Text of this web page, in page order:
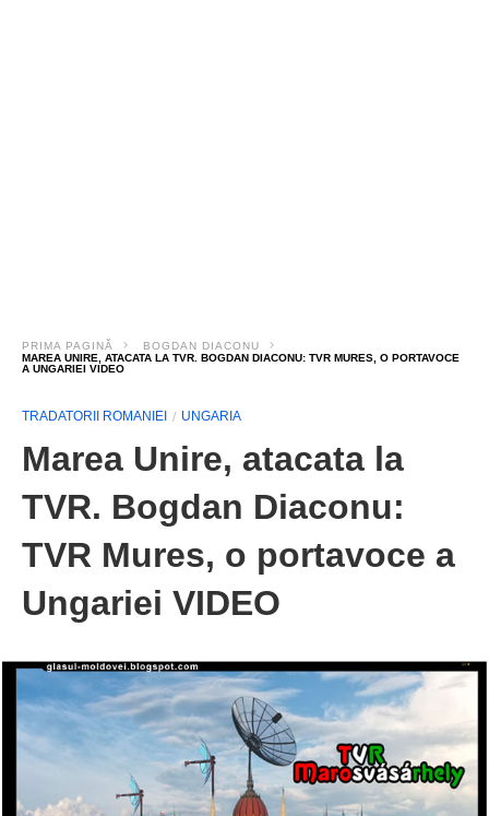
PRIMA PAGINĂ
BOGDAN DIACONU
MAREA UNIRE, ATACATA LA TVR. BOGDAN DIACONU: TVR MURES, O PORTAVOCE
A UNGARIEI VIDEO
TRADATORII ROMANIEI UNGARIA
Marea Unire, atacata la
TVR. Bogdan Diaconu:
TVR Mures, o portavoce a
Ungariei VIDEO